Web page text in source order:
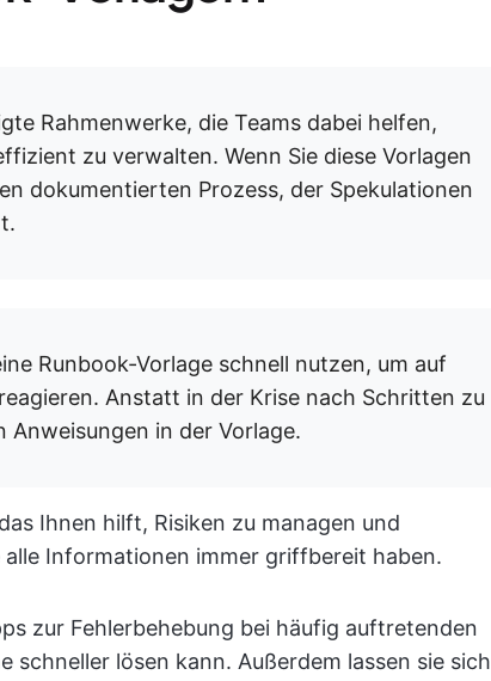
Rahmenwerke, die Teams dabei helfen,
zu verwalten. Wenn Sie diese Vorlagen
dokumentierten Prozess, der Spekulationen
Runbook-Vorlage schnell nutzen, um auf
Anstatt in der Krise nach Schritten zu
Anweisungen in der Vorlage.
Ihnen hilft, Risiken zu managen und
Informationen immer griffbereit haben.
zur Fehlerbehebung bei häufig auftretenden
schneller lösen kann. Außerdem lassen sie sich